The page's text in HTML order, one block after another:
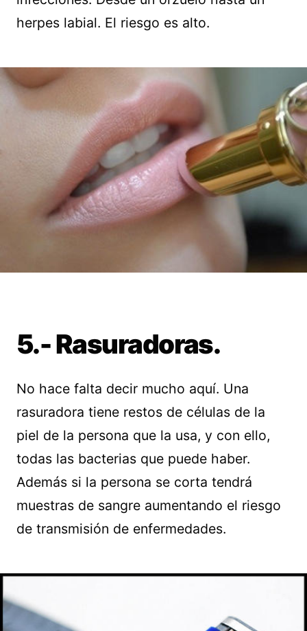
herpes labial. El riesgo es alto.
5.- Rasuradoras.
No hace falta decir mucho aquí. Una
rasuradora tiene restos de células de la
piel de la persona que la usa, y con ello,
todas las bacterias que puede haber.
Además si la persona se corta tendrá
muestras de sangre aumentando el riesgo
de transmisión de enfermedades.